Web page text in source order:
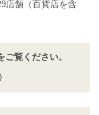
店舗（百貨店を含
覧ください。